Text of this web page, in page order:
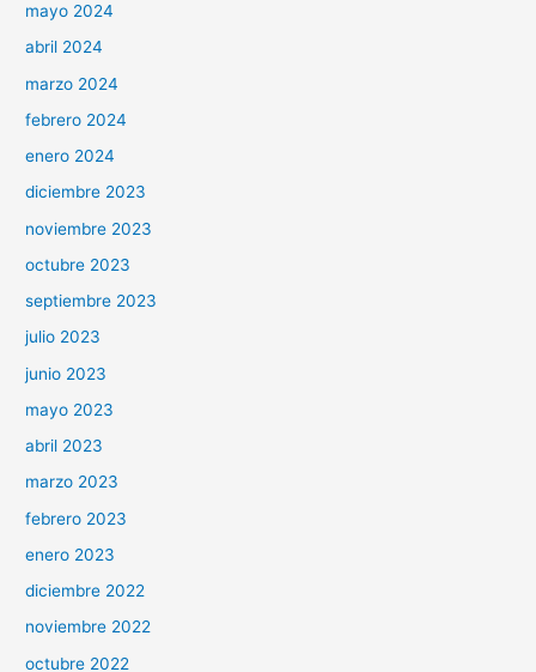
mayo 2024
abril 2024
marzo 2024
febrero 2024
enero 2024
diciembre 2023
noviembre 2023
octubre 2023
septiembre 2023
julio 2023
junio 2023
mayo 2023
abril 2023
marzo 2023
febrero 2023
enero 2023
diciembre 2022
noviembre 2022
octubre 2022